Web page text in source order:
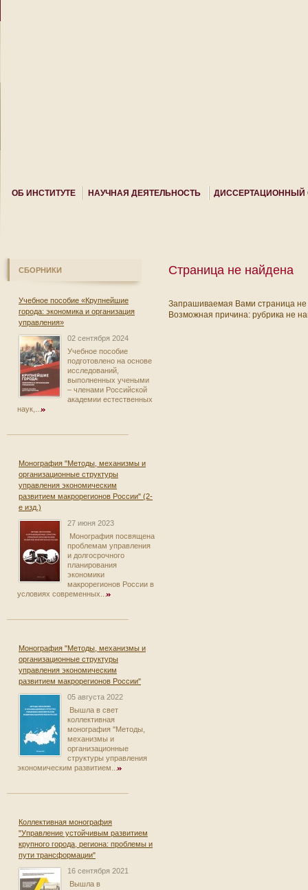
ОБ ИНСТИТУТЕ НАУЧНАЯ ДЕЯТЕЛЬНОСТЬ ДИССЕРТАЦИОННЫЙ
СБОРНИКИ
Учебное пособие «Крупнейшие
города: экономика и организация
управления»
02 сентября 2024
Учебное пособие
подготовлено на основе
исследований,
выполненных учеными
– членами Российской
академии естественных
наук,...
Монография "Методы, механизмы и
организационные структуры
управления экономическим
развитием макрорегионов России" (2-
е изд.)
27 июня 2023
Монография посвящена
проблемам управления
и долгосрочного
планирования
экономики
макрорегионов России в
условиях современных...
Монография "Методы, механизмы и
организационные структуры
управления экономическим
развитием макрорегионов России"
05 августа 2022
Вышла в свет
коллективная
монография "Методы,
механизмы и
организационные
структуры управления
экономическим развитием...
Коллективная монография
"Управление устойчивым развитием
крупного города, региона: проблемы и
пути трансформации"
16 сентября 2021
Вышла в
Страница не найдена
Запрашиваемая Вами страница
Возможная причина: рубрика не